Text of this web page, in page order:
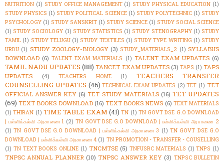
NUTRITION (1) STUDY OFFICE MANAGEMENT (1) STUDY PHYSICAL EDUCATION (1)
STUDY PHYSICS (1) STUDY POLITICAL SCIENCE (1) STUDY POLYTECHNIC (1) STUDY
PSYCHOLOGY (1) STUDY SANSKRIT (1) STUDY SCIENCE (1) STUDY SOCIAL SCIENCE
(1) STUDY SOCIOLOGY (1) STUDY STATISTICS (1) STUDY STENOGRAPHY (1) STUDY
TAMIL (1) STUDY TELUGU (1) STUDY TEXTILES (1) STUDY TYPE WRITING (1) STUDY
URDU (1) STUDY ZOOLOGY-BIOLOGY (3) STUDY_MATERIALS_2 (1) SYLLABUS
DOWNLOAD (6) TALENT EXAM MATERIALS (1) TALENT EXAM UPDATES (6)
TAMIL NADU UPDATES (88) TANCET EXAM UPDATES (3) TAPS (1) TAPS
UPDATES
(4) TEACHERS HOME (1)
TEACHERS TRANSFER
COUNSELLING UPDATES (46) TECHNICAL EXAM UPDATES (2) TET (1) TET
OFFICIAL ANSWER KEY (6) TET STUDY MATERIALS (16) TET UPDATES
(69) TEXT BOOKS DOWNLOAD (16) TEXT BOOKS NEWS (6) TEXT MATERIALS
(1) THIRAN (1) TIME TABLE EXAM (41) TN (1) TN GOVT DSE G.O DOWNLOAD
| பள்ளிக்கல்வி அரசாணை 1 (2) TN GOVT DSE G.O DOWNLOAD | பள்ளிக்கல்வி அரசாணை 2
(1) TN GOVT DSE G.O DOWNLOAD | பள்ளிக்கல்வி அரசாணை 3 (1) TN GOVT DSE G.O
DOWNLOAD | பள்ளிக்கல்வி அரசாணை 4 (1) TN PROMOTION - TRANSFER - COUSELLING
(1) TN TEXT BOOKS ONLINE (1) TNCMTSE (5) TNFUSRC MATERIALS (1) TNPS (1)
TNPSC ANNUAL PLANNER (10) TNPSC ANSWER KEY (3) TNPSC BULLETIN